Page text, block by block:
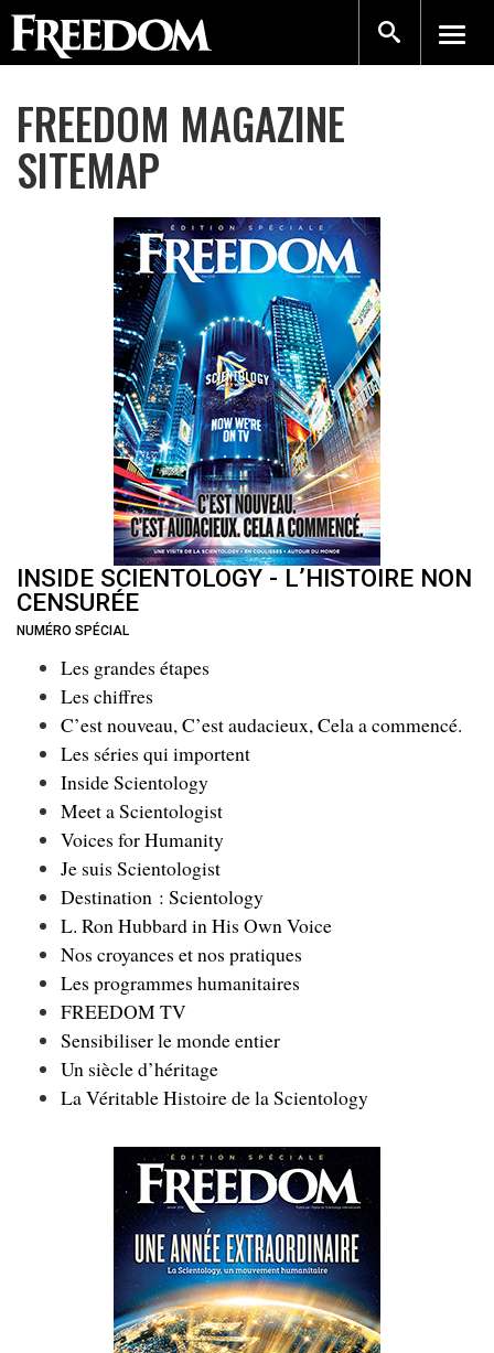
FREEDOM MAGAZINE
SITEMAP
INSIDE SCIENTOLOGY - L’HISTOIRE NON
CENSURÉE
NUMÉRO SPÉCIAL
Les grandes étapes
Les chiffres
C’est nouveau, C’est audacieux, Cela a commencé.
Les séries qui importent
Inside Scientology
Meet a Scientologist
Voices for Humanity
Je suis Scientologist
Destination : Scientology
L. Ron Hubbard in His Own Voice
Nos croyances et nos pratiques
Les programmes humanitaires
FREEDOM TV
Sensibiliser le monde entier
Un siècle d’héritage
La Véritable Histoire de la Scientology